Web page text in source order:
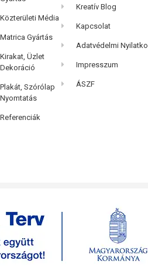
Közterületi Média
Matrica Gyártás
Kirakat, Üzlet
Dekoráció
Plakát, Szórólap
Nyomtatás
Referenciák
Kreatív Blog
Kapcsolat
Adatvédelmi
Impresszum
ÁSZF